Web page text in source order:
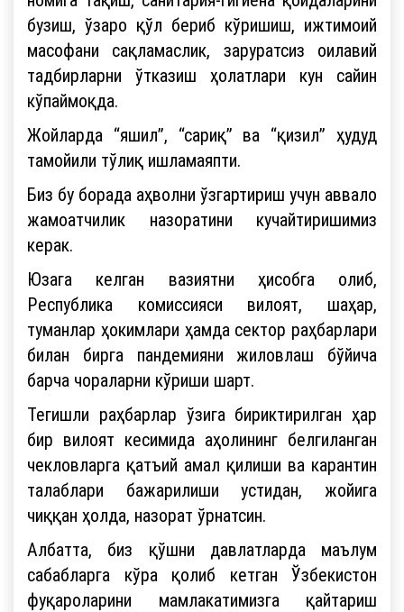
бузиш, ўзаро қўл бериб кўришиш, ижтимоий
масофани сақламаслик, заруратсиз оилавий
тадбирларни ўтказиш ҳолатлари кун сайин
кўпаймоқда.
Жойларда “яшил”, “сариқ” ва “қизил” ҳудуд
тамойили тўлиқ ишламаяпти.
Биз бу борада аҳволни ўзгартириш учун аввало
жамоатчилик назоратини кучайтиришимиз
керак.
Юзага келган вазиятни ҳисобга олиб,
Республика комиссияси вилоят, шаҳар,
туманлар ҳокимлари ҳамда сектор раҳбарлари
билан бирга пандемияни жиловлаш бўйича
барча чораларни кўриши шарт.
Тегишли раҳбарлар ўзига бириктирилган ҳар
бир вилоят кесимида аҳолининг белгиланган
чекловларга қатъий амал қилиши ва карантин
талаблари бажарилиши устидан, жойига
чиққан ҳолда, назорат ўрнатсин.
Албатта, биз қўшни давлатларда маълум
сабабларга кўра қолиб кетган Ўзбекистон
фуқароларини мамлакатимизга қайтариш